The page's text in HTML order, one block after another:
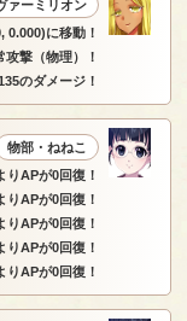
ァーミリオン
0.000)に移動！
撃（物理）！
のダメージ！
物部・ねねこ
りAPが0回復！
りAPが0回復！
りAPが0回復！
りAPが0回復！
りAPが0回復！